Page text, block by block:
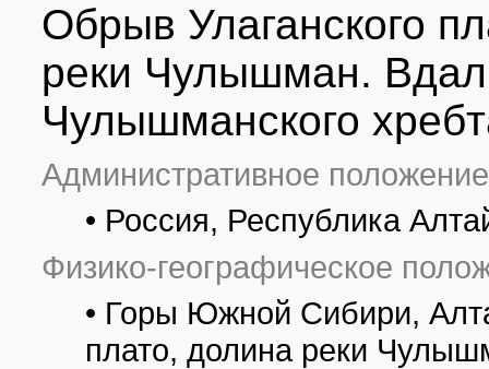
Обрыв Улаганского
реки Чулышман.
Чулышманского
Административное
• Россия, Республика
Физико-географическое
• Горы Южной Сибири,
плато, долина реки